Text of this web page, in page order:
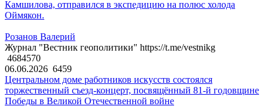
Камшилова, отправился в экспедицию на полюс холода
Оймякон.
Розанов Валерий
Журнал "Вестник геополитики" https://t.me/vestnikg
4684570
06.06.2026 6459
Центральном доме работников искусств состоялся
торжественный съезд-концерт, посвящённый 81-й годовщине
Победы в Великой Отечественной войне